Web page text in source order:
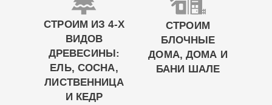
СТРОИМ ИЗ 4-Х
ВИДОВ
ДРЕВЕСИНЫ:
ЕЛЬ, СОСНА,
ЛИСТВЕННИЦА
И КЕДР
СТРОИМ
БЛОЧНЫЕ
ДОМА, ДОМА И
БАНИ ШАЛЕ